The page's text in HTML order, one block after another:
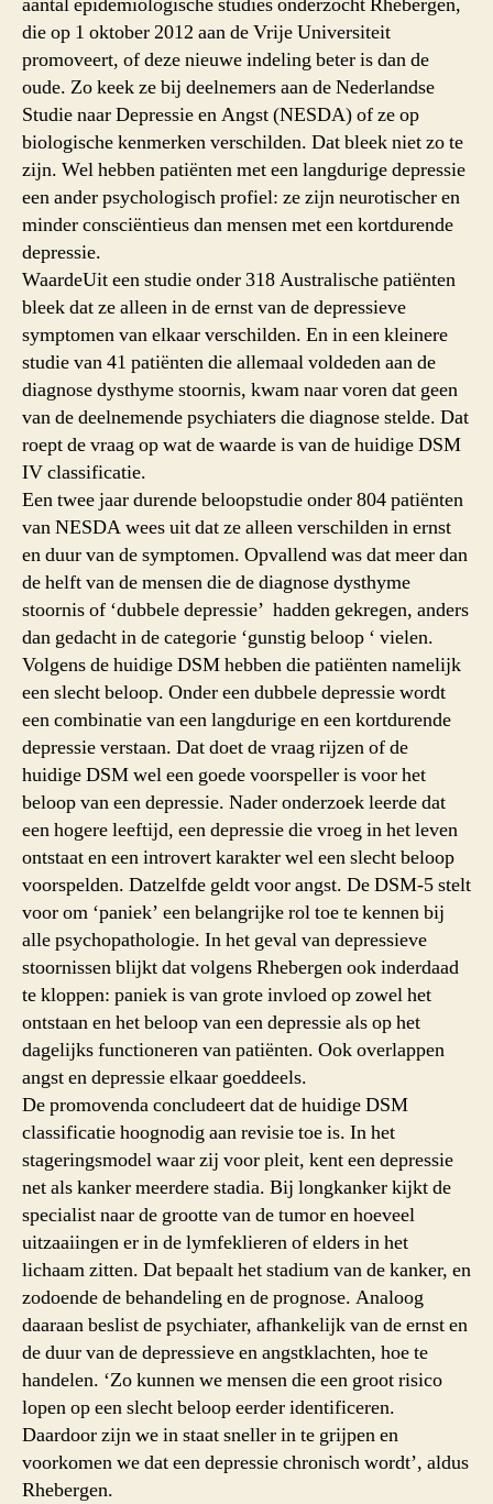
die op 1 oktober 2012 aan de Vrije Universiteit
promoveert, of deze nieuwe indeling beter is dan de
oude. Zo keek ze bij deelnemers aan de Nederlandse
Studie naar Depressie en Angst (NESDA) of ze op
biologische kenmerken verschilden. Dat bleek niet zo te
zijn. Wel hebben patiënten met een langdurige depressie
een ander psychologisch profiel: ze zijn neurotischer en
minder consciëntieus dan mensen met een kortdurende
depressie.
WaardeUit een studie onder 318 Australische patiënten
bleek dat ze alleen in de ernst van de depressieve
symptomen van elkaar verschilden. En in een kleinere
studie van 41 patiënten die allemaal voldeden aan de
diagnose dysthyme stoornis, kwam naar voren dat geen
van de deelnemende psychiaters die diagnose stelde. Dat
roept de vraag op wat de waarde is van de huidige DSM
IV classificatie.
Een twee jaar durende beloopstudie onder 804 patiënten
van NESDA wees uit dat ze alleen verschilden in ernst
en duur van de symptomen. Opvallend was dat meer dan
de helft van de mensen die de diagnose dysthyme
stoornis of ‘dubbele depressie’ hadden gekregen, anders
dan gedacht in de categorie ‘gunstig beloop ‘ vielen.
Volgens de huidige DSM hebben die patiënten namelijk
een slecht beloop. Onder een dubbele depressie wordt
een combinatie van een langdurige en een kortdurende
depressie verstaan. Dat doet de vraag rijzen of de
huidige DSM wel een goede voorspeller is voor het
beloop van een depressie. Nader onderzoek leerde dat
een hogere leeftijd, een depressie die vroeg in het leven
ontstaat en een introvert karakter wel een slecht beloop
voorspelden. Datzelfde geldt voor angst. De DSM-5 stelt
voor om ‘paniek’ een belangrijke rol toe te kennen bij
alle psychopathologie. In het geval van depressieve
stoornissen blijkt dat volgens Rhebergen ook inderdaad
te kloppen: paniek is van grote invloed op zowel het
ontstaan en het beloop van een depressie als op het
dagelijks functioneren van patiënten. Ook overlappen
angst en depressie elkaar goeddeels.
De promovenda concludeert dat de huidige DSM
classificatie hoognodig aan revisie toe is. In het
stageringsmodel waar zij voor pleit, kent een depressie
net als kanker meerdere stadia. Bij longkanker kijkt de
specialist naar de grootte van de tumor en hoeveel
uitzaaiingen er in de lymfeklieren of elders in het
lichaam zitten. Dat bepaalt het stadium van de kanker, en
zodoende de behandeling en de prognose. Analoog
daaraan beslist de psychiater, afhankelijk van de ernst en
de duur van de depressieve en angstklachten, hoe te
handelen. ‘Zo kunnen we mensen die een groot risico
lopen op een slecht beloop eerder identificeren.
Daardoor zijn we in staat sneller in te grijpen en
voorkomen we dat een depressie chronisch wordt’, aldus
Rhebergen.